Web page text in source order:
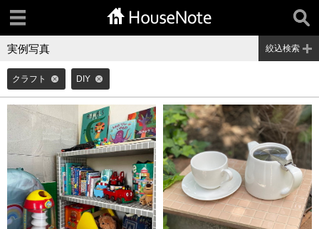
実例写真 絞込検索
クラフト DIY